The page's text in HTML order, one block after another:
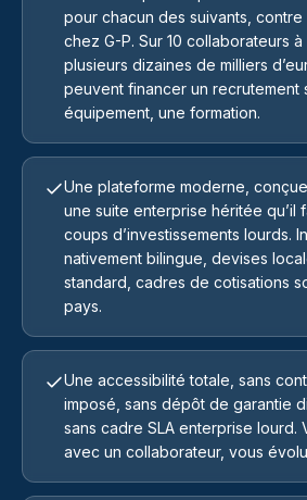
pour chacun des suivants,
chez G-P. Sur 10 collaborateurs à
plusieurs dizaines de milliers
peuvent financer un recrutement
équipement, une formation.
Une plateforme moderne, conçue
une suite enterprise héritée qu’il
coups d’investissements lourds.
nativement bilingue, devises
standard, cadres de cotisations
pays.
Une accessibilité totale, sans
imposé, sans dépôt de garantie
sans cadre SLA enterprise lourd.
avec un collaborateur, vous